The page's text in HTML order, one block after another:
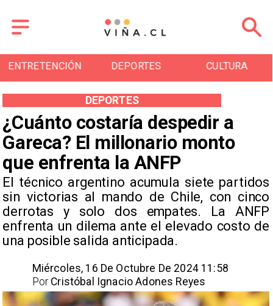
DEPORTES CULTURA TURISMO
¿Cuánto costaría despedir a
Gareca? El millonario monto
que enfrenta la ANFP
​El técnico argentino acumula siete partidos
sin victorias al mando de Chile, con cinco
derrotas y solo dos empates. La ANFP
enfrenta un dilema ante el elevado costo de
una posible salida anticipada.
DEPORTES
Miércoles, 16 De Octubre De 2024 11:58
Cristóbal Ignacio Adones Reyes
Por